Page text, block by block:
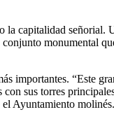
la capitalidad
monumental
importantes. “Este
sus torres
Ayuntamiento molinés.